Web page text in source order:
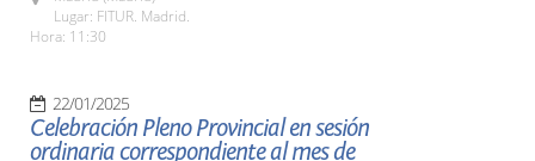
Lugar: FITUR. Madrid.
Hora: 11:30
22/01/2025
Celebración Pleno Provincial en sesión
ordinaria correspondiente al mes de